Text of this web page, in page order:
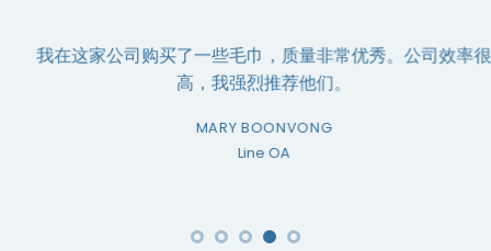
我在这家公司购买了一些毛巾，质量非常优秀。公司效率很
高，我强烈推荐他们。
MARY BOONVONG
Line OA